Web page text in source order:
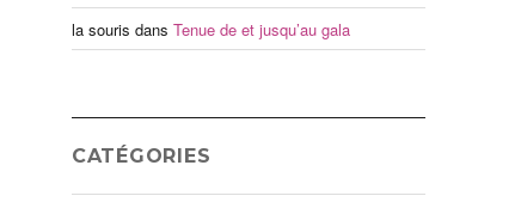
la souris dans Tenue de et jusqu’au gala
CATÉGORIES